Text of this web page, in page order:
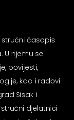
stručni časopis
U njemu se
povijesti,
kao i radovi
Sisak i
djelatnici